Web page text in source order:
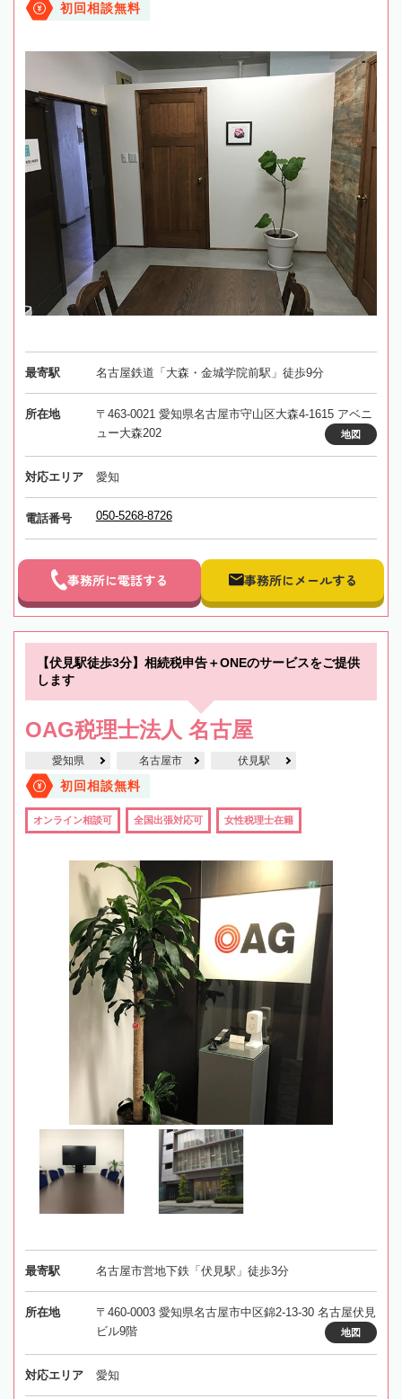
初回相談無料
最寄駅 名古屋鉄道「大森・金城学院前駅」徒歩9分
所在地
〒463-0021 愛知県名古屋市守山区大森4-1615 アベニ
ュー大森202
地図
対応エリア 愛知
電話番号 050-5268-8726
事務所に電話する 事務所にメールする
【伏見駅徒歩3分】相続税申告＋ONEのサービスをご提供
します
OAG税理士法人 名古屋
愛知県 名古屋市 伏見駅
初回相談無料
オンライン相談可 全国出張対応可 女性税理士在籍
最寄駅 名古屋市営地下鉄「伏見駅」徒歩3分
所在地
〒460-0003 愛知県名古屋市中区錦2-13-30 名古屋伏見
ビル9階
地図
対応エリア 愛知